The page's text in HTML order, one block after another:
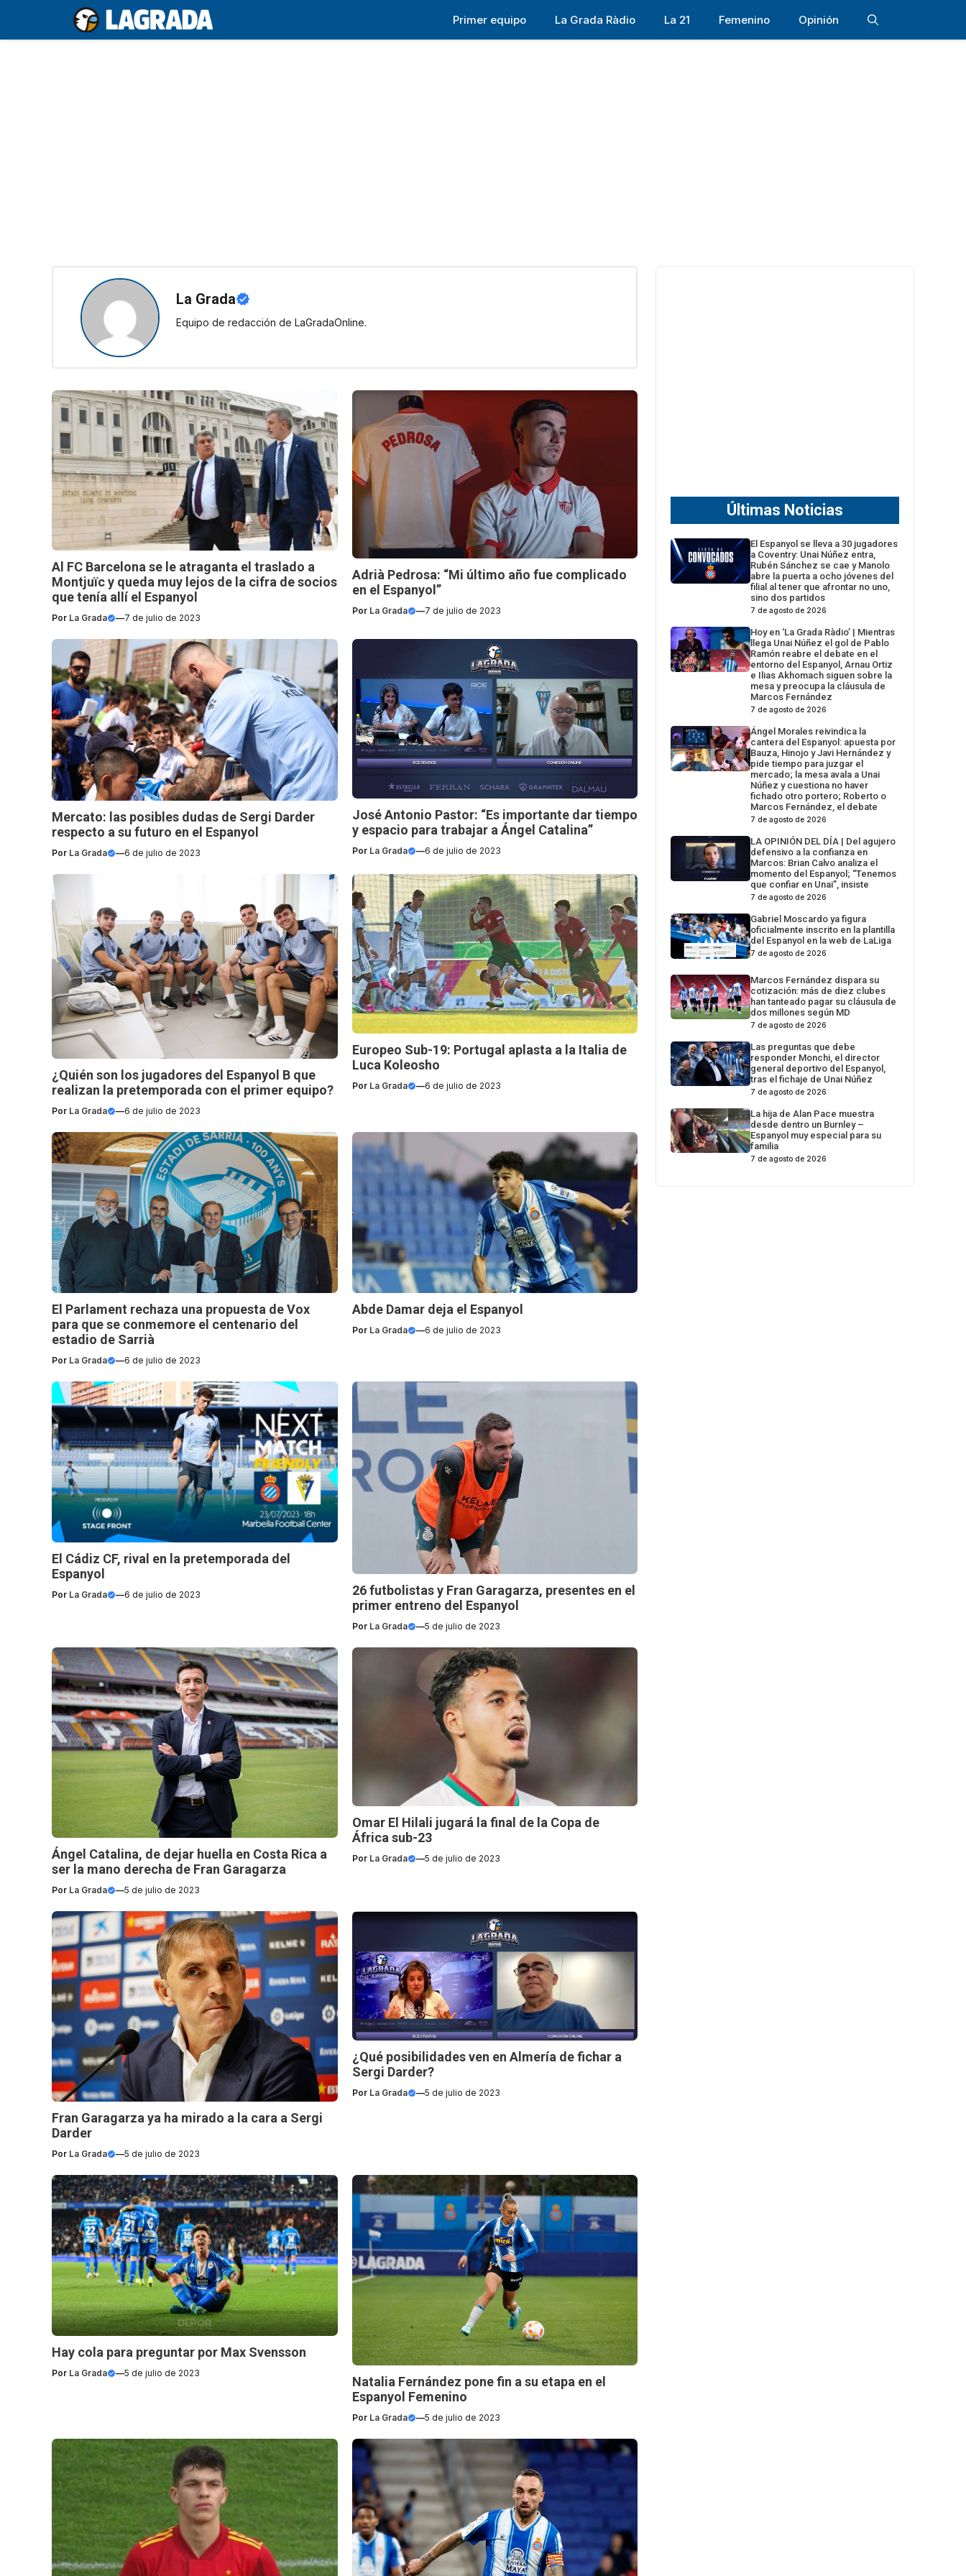
contenido
Primer equipo La Grada Ràdio La 21 Femenino Opinión
La Grada
Equipo de redacción de LaGradaOnline.
Al FC Barcelona se le atraganta el traslado a
Montjuïc y queda muy lejos de la cifra de socios
que tenía allí el Espanyol
Por La Grada —7 de julio de 2023
Adrià Pedrosa: “Mi último año fue complicado
en el Espanyol”
Por La Grada —7 de julio de 2023
Mercato: las posibles dudas de Sergi Darder
respecto a su futuro en el Espanyol
Por La Grada —6 de julio de 2023
José Antonio Pastor: “Es importante dar tiempo
y espacio para trabajar a Ángel Catalina”
Por La Grada —6 de julio de 2023
¿Quién son los jugadores del Espanyol B que
realizan la pretemporada con el primer equipo?
Por La Grada —6 de julio de 2023
Europeo Sub-19: Portugal aplasta a la Italia de
Luca Koleosho
Por La Grada —6 de julio de 2023
El Parlament rechaza una propuesta de Vox
para que se conmemore el centenario del
estadio de Sarrià
Por La Grada —6 de julio de 2023
Abde Damar deja el Espanyol
Por La Grada —6 de julio de 2023
El Cádiz CF, rival en la pretemporada del
Espanyol
Por La Grada —6 de julio de 2023
26 futbolistas y Fran Garagarza, presentes en el
primer entreno del Espanyol
Por La Grada —5 de julio de 2023
Ángel Catalina, de dejar huella en Costa Rica a
ser la mano derecha de Fran Garagarza
Por La Grada —5 de julio de 2023
Omar El Hilali jugará la final de la Copa de
África sub-23
Por La Grada —5 de julio de 2023
Fran Garagarza ya ha mirado a la cara a Sergi
Darder
Por La Grada —5 de julio de 2023
¿Qué posibilidades ven en Almería de fichar a
Sergi Darder?
Por La Grada —5 de julio de 2023
Hay cola para preguntar por Max Svensson
Por La Grada —5 de julio de 2023
Natalia Fernández pone fin a su etapa en el
Espanyol Femenino
Por La Grada —5 de julio de 2023
Últimas Noticias
El Espanyol se lleva a 30 jugadores
a Coventry: Unai Núñez entra,
Rubén Sánchez se cae y Manolo
abre la puerta a ocho jóvenes del
filial al tener que afrontar no uno,
sino dos partidos
7 de agosto de 2026
Hoy en ‘La Grada Ràdio’ | Mientras
llega Unai Núñez el gol de Pablo
Ramón reabre el debate en el
entorno del Espanyol, Arnau Ortiz
e Ilias Akhomach siguen sobre la
mesa y preocupa la cláusula de
Marcos Fernández
7 de agosto de 2026
Ángel Morales reivindica la
cantera del Espanyol: apuesta por
Bauza, Hinojo y Javi Hernández y
pide tiempo para juzgar el
mercado; la mesa avala a Unai
Núñez y cuestiona no haver
fichado otro portero; Roberto o
Marcos Fernández, el debate
7 de agosto de 2026
LA OPINIÓN DEL DÍA | Del agujero
defensivo a la confianza en
Marcos: Brian Calvo analiza el
momento del Espanyol; “Tenemos
que confiar en Unai”, insiste
7 de agosto de 2026
Gabriel Moscardo ya figura
oficialmente inscrito en la plantilla
del Espanyol en la web de LaLiga
7 de agosto de 2026
Marcos Fernández dispara su
cotización: más de diez clubes
han tanteado pagar su cláusula de
dos millones según MD
7 de agosto de 2026
Las preguntas que debe
responder Monchi, el director
general deportivo del Espanyol,
tras el fichaje de Unai Núñez
7 de agosto de 2026
La hija de Alan Pace muestra
desde dentro un Burnley –
Espanyol muy especial para su
familia
7 de agosto de 2026